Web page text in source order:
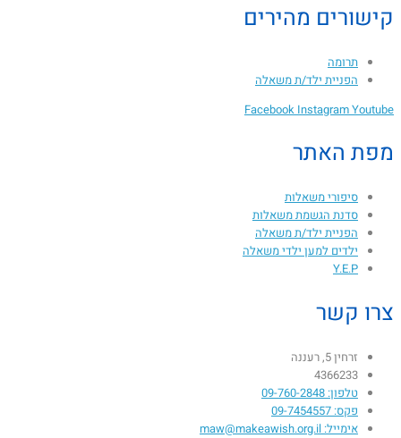
קישורים מהירים
תרומה
הפניית ילד/ת משאלה
Facebook InstagramYoutube
מפת האתר
סיפורי משאלות
סדנת הגשמת משאלות
הפניית ילד/ת משאלה
ילדים למען ילדי משאלה
Y.E.P
צרו קשר
זרחין 5, רעננה
4366233
טלפון: 09-760-2848
פקס: 09-7454557
אימייל: maw@makeawish.org.il